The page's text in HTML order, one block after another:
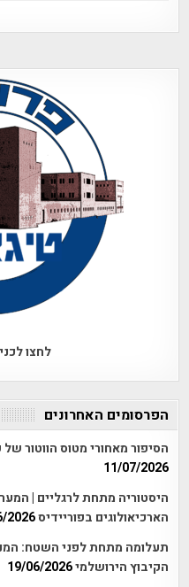
לחצו
הפרסומים האחרונים
הסיפור מאחורי מטוס הווטור
11/07/2026
היסטוריה מתחת לרגליים |
הארכיאולוגים בפוריידיס2026
תעלומה מתחת לפני השטח:
הקיבוץ הירושלמי19/06/2026